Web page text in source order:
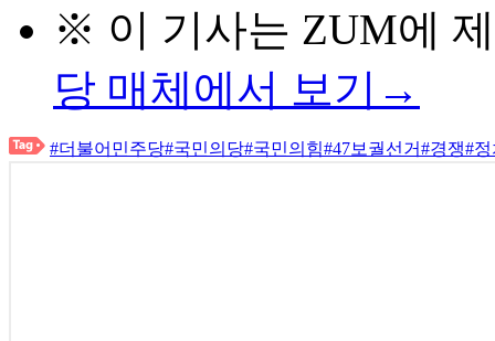
※ 이 기사는 ZUM에
당 매체에서 보기→
#더불어민주당#국민의당#국민의힘#47보궐선거#경쟁#